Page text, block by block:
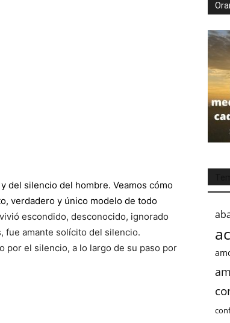
y del silencio del hombre. Veamos cómo
verdadero y único modelo de todo
escondido, desconocido, ignorado
fue amante solícito del silencio.
por el silencio, a lo largo de su paso por